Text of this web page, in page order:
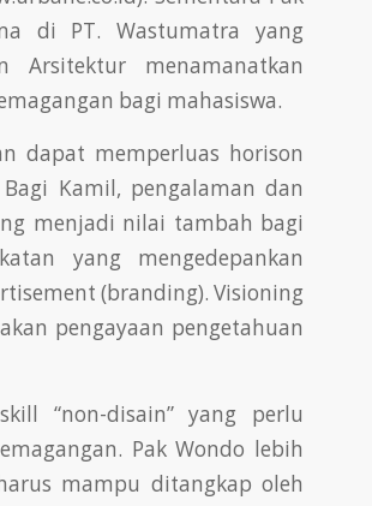
di PT. Wastumatra yang
Arsitektur menamanatkan
bagi mahasiswa.
dapat memperluas horison
Kamil, pengalaman dan
menjadi nilai tambah bagi
yang mengedepankan
(branding). Visioning
pengayaan pengetahuan
“non-disain” yang perlu
Pak Wondo lebih
mampu ditangkap oleh